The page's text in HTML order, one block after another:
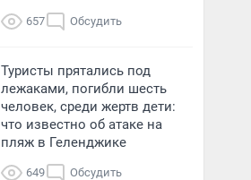
657 Обсудить
Туристы прятались под
лежаками, погибли шесть
человек, среди жертв дети:
что известно об атаке на
пляж в Геленджике
649 Обсудить